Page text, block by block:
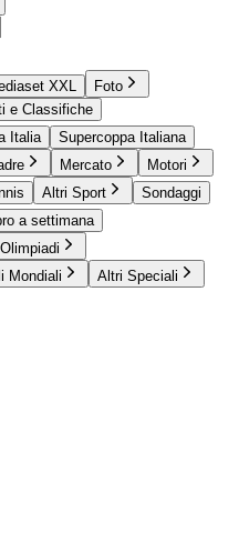
XXL
Foto
e Classifiche
Italia
Supercoppa Italiana
Mercato
Motori
Altri Sport
Sondaggi
a settimana
Mondiali Altri Speciali